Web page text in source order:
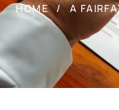
HOME A